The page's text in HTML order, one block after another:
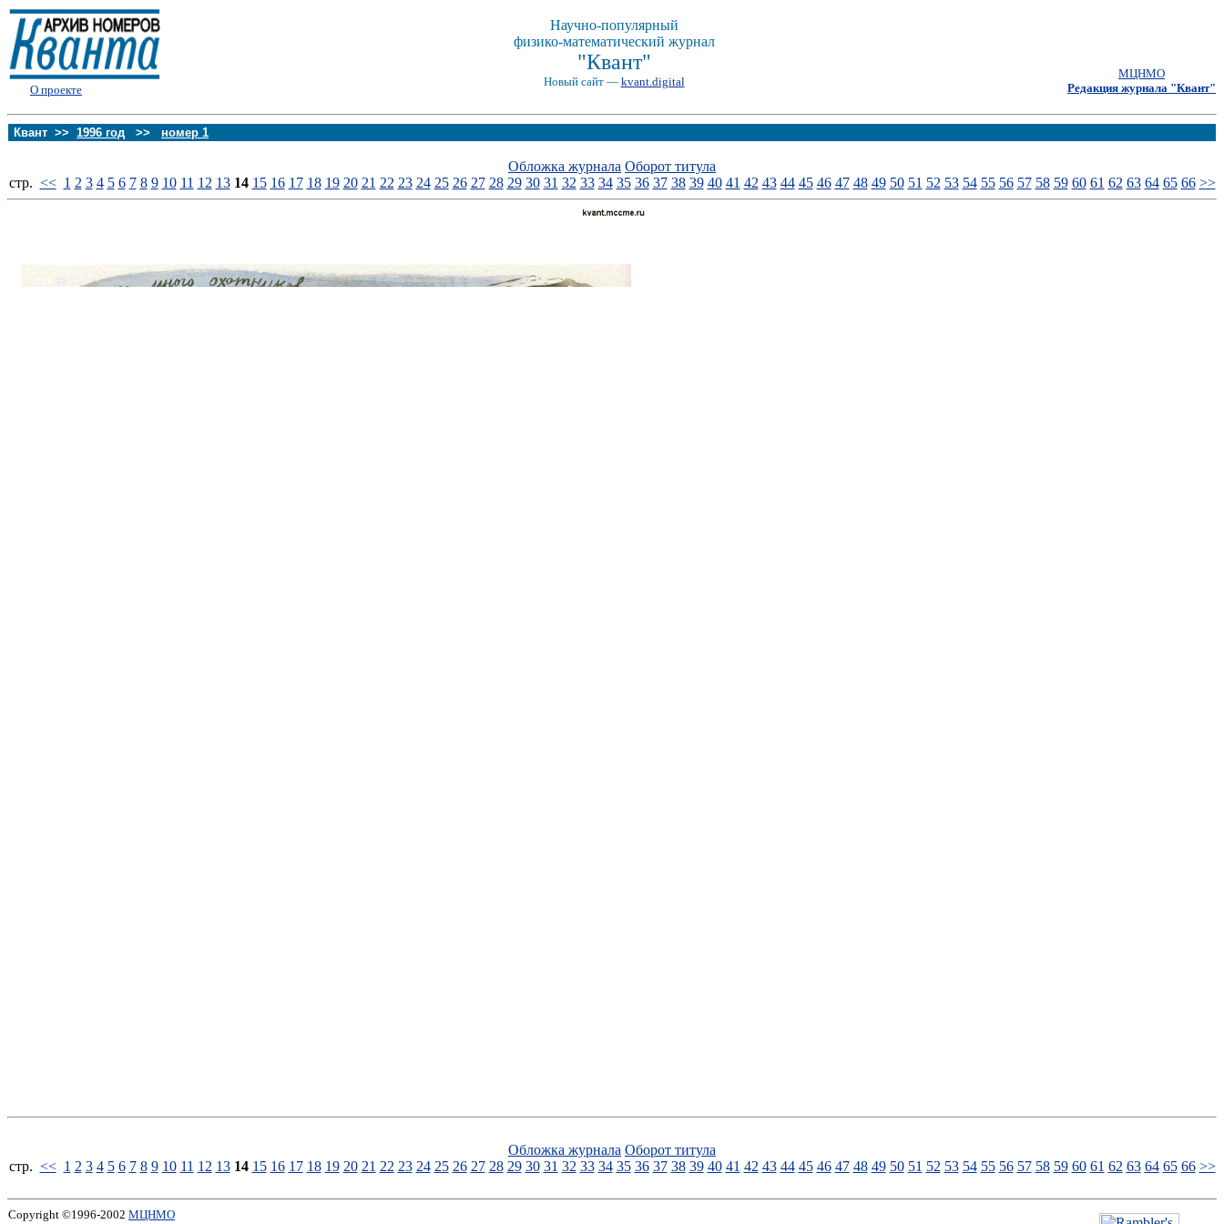
О проекте
Научно-популярный
физико-математический журнал
"Квант"
Новый сайт — kvant.digital
МЦНМО
Редакция журнала "Квант"
Квант >> 1996 год >> номер 1
Обложка журнала Оборот титула
стp. << 1 2 3 4 5 6 7 8 9 10 11 12 13 14 15 16 17 18 19 20 21 22 23 24 25 26 27 28 29 30 31 32 33 34 35 36 37 38 39 40 41 42 43 44 45 46 47 48 49 50 51 52 53 54 55 56 57 58 59 60 61 62 63 64 65 66 >>
Обложка журнала Оборот титула
стp. << 1 2 3 4 5 6 7 8 9 10 11 12 13 14 15 16 17 18 19 20 21 22 23 24 25 26 27 28 29 30 31 32 33 34 35 36 37 38 39 40 41 42 43 44 45 46 47 48 49 50 51 52 53 54 55 56 57 58 59 60 61 62 63 64 65 66 >>
Copyright ©1996-2002 МЦНМО